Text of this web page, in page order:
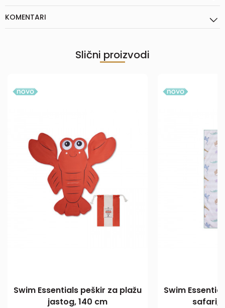
KOMENTARI
Slični proizvodi
Swim Essentials peškir za plažu
jastog, 140 cm
Swim
safari,